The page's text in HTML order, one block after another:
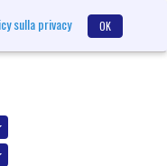
sulla privacy OK